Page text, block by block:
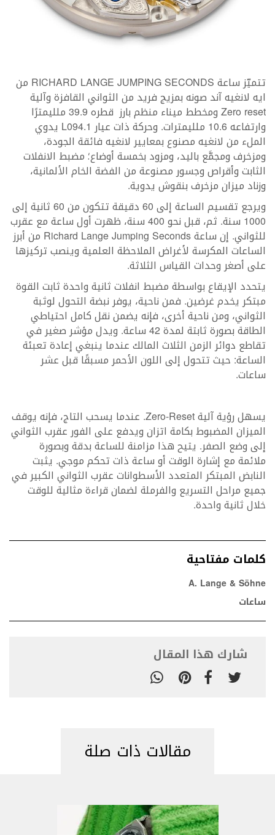
تتميّز ساعة RICHARD LANGE JUMPING SECONDS من
ايه لانغيه آند صونه بمزيج فريد من الثواني القافزة وآلية
Zero reset ومخطط ميناء منظم بارز قطره 39.9 ملليمترًا
وارتفاعه 10.6 ملليمترات. وحركة ذات عيار L094.1 يدوي
الملء من لانغيه مصنوع بمعايير لانغيه فائقة الجودة،
ومزخرف ومجمَّع باليد، ومزود بخمسة أوضاع؛ مضبط الانفلات
الثابت وأقراص وجسور مصنوعة من الفضة الخام الألمانية،
وزناد ميزان مزخرف بنقوش يدوية.
ويرجع تقسيم الساعة إلى 60 دقيقة تتكون من 60 ثانية إلى
1000 سنة. ثم، قبل نحو 400 سنة، ظهرت أول ساعة مع عقرب
للثواني. إن ساعة Richard Lange Jumping Seconds من أبرز
الساعات المكرسة لأغراض الملاحظة العلمية وينصب تركيزها
على أصغر وحدات القياس الثلاثة.
يتحدد الإيقاع بواسطة مضبط انفلات ثانية واحدة ثابت القوة
مبتكر يخدم غرضين. فمن ناحية، يوفر نبضة التحول لوثبة
الثواني، ومن ناحية أخرى، فإنه يضمن نقل كامل احتياطي
الطاقة بصورة ثابتة لمدة 42 ساعة. ويدل مؤشر صغير في
تقاطع دوائر الزمن الثلاث المالك عندما ينبغي إعادة تعبئة
الساعة: حيث تتحول إلى اللون الأحمر مسبقًا قبل عشر
ساعات.
يسهل رؤية آلية Zero-Reset. عندما يسحب التاج، فإنه يوقف
الميزان المضبوط بكامة اتزان ويدفع على الفور عقرب الثواني
إلى وضع الصفر. يتيح هذا مزامنة للساعة بدقة وبصورة
ملائمة مع إشارة الوقت أو ساعة ذات تحكم موجي. يثبت
النابض المبتكر المتعدد الأسطوانات عقرب الثواني الكبير في
جميع مراحل التسريع والفرملة لضمان قراءة مثالية للوقت
خلال ثانية واحدة.
كلمات مفتاحية
A. Lange & Söhne
ساعات
شارك هذا المقال
مقالات ذات صلة